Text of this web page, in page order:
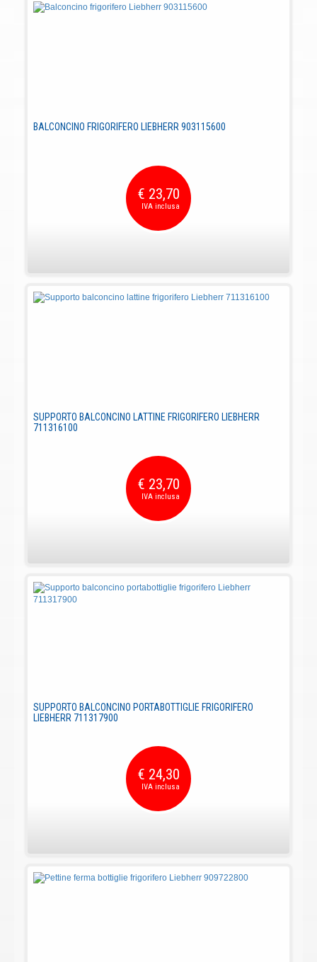
BALCONCINO FRIGORIFERO LIEBHERR 903115600
€ 23,70
SUPPORTO BALCONCINO LATTINE FRIGORIFERO LIEBHERR
711316100
€ 23,70
SUPPORTO BALCONCINO PORTABOTTIGLIE FRIGORIFERO
LIEBHERR 711317900
€ 24,30